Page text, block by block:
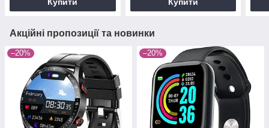
Акційні пропозиції та новинки
–20% –20%